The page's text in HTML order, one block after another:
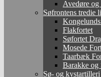
Avedøre
Søfrontens tredie
Flakfortet
Søfortet
Mosede
Taarbæk
Barakke og
Sø- og kystartilleri